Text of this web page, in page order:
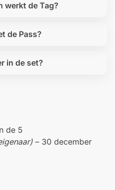
werkt de Tag?
de Pass?
in de set?
de 5
– 30 december